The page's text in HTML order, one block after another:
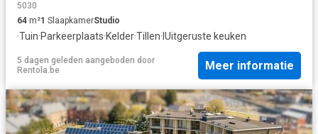
5030
64 m²1 SlaapkamerStudio
·Tuin·Parkeerplaats·Kelder·Tillen· IUitgeruste keuken
5 dagen geleden aangeboden door
Rentola.be
Meer informatie